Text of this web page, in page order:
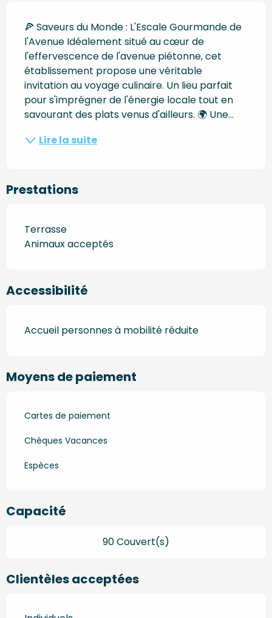
🍕 Saveurs du Monde : L'Escale Gourmande de
l'Avenue Idéalement situé au cœur de
l'effervescence de l'avenue piétonne, cet
établissement propose une véritable
invitation au voyage culinaire. Un lieu parfait
pour s'imprégner de l'énergie locale tout en
savourant des plats venus d'ailleurs. 🌍 Une...
Lire la suite
Prestations
Terrasse
Animaux acceptés
Accessibilité
Accueil personnes à mobilité réduite
Moyens de paiement
Cartes de paiement
Chèques Vacances
Espèces
Capacité
90 Couvert(s)
Clientèles acceptées